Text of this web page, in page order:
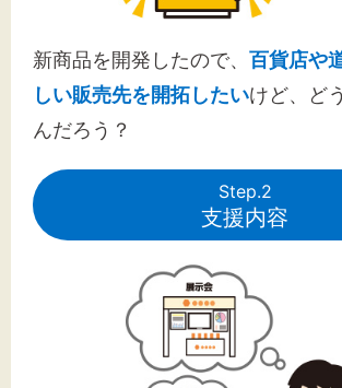
新商品を開発したので、 百貨店や
しい販売先を開拓したいけど、ど
んだろう？
Step.2
支援内容